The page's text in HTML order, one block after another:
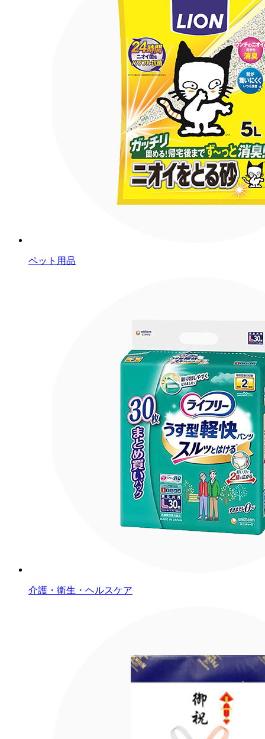
ペット用品
介護・衛生・ヘルスケア